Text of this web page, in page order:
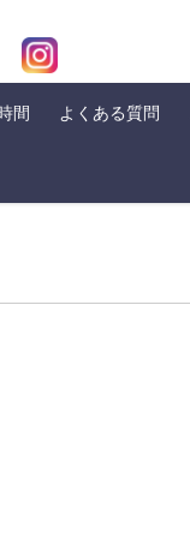
間 よくある質問